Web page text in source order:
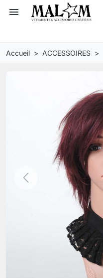
menu
Accueil ACCESSOIRES
Previous